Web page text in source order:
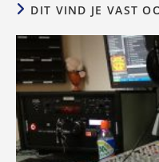
DIT VIND JE VAST